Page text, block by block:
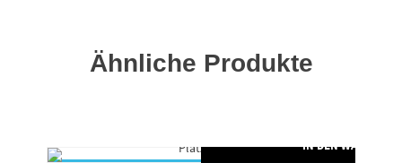
Ähnliche Produkte
IN DEN